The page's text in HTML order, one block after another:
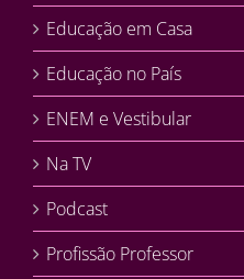
Educação em Casa
Educação no País
ENEM e Vestibular
Na TV
Podcast
Profissão Professor